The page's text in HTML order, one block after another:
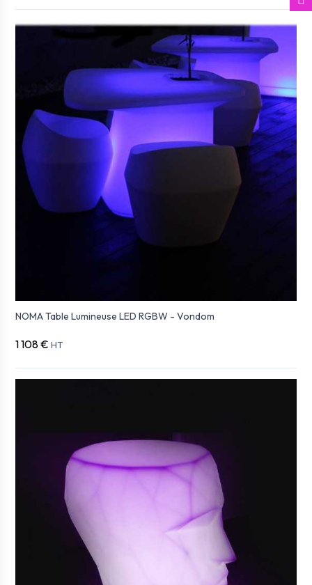
NOMA Table Lumineuse LED RGBW - Vondom
1 108 € HT